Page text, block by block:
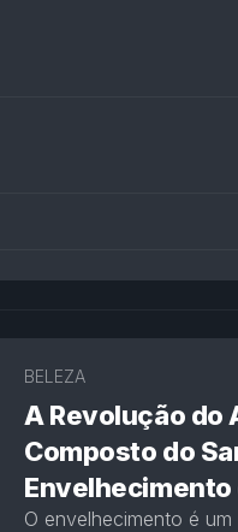
BELEZA
A Revolução
Composto do
Envelhecimento
O envelhecimento é